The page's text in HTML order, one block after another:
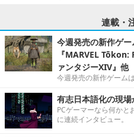
連載・
今週発売の新作ゲ
『MARVEL
ァンタジーXIV』他
今週発売の新作ゲームは
有志日本語化の現場
PCゲーマーなら何か
に連続インタビュー。